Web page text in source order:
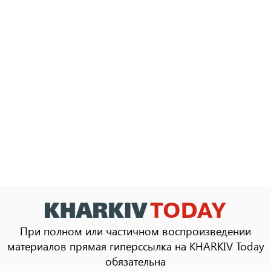
При полном или частичном воспроизведении
материалов прямая гиперссылка на KHARKIV Today
обязательна